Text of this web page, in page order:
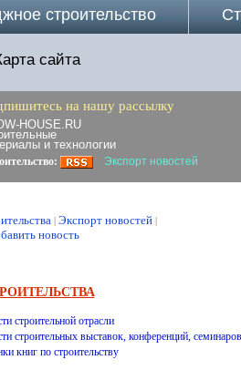
строительство
сайта
на нашу рассылку
HOUSE.RU
и технологии
Экспорт новостей
| Экспорт новостей |
новость
строительной отрасли
строительных выставок, конференций,
книг по строительству